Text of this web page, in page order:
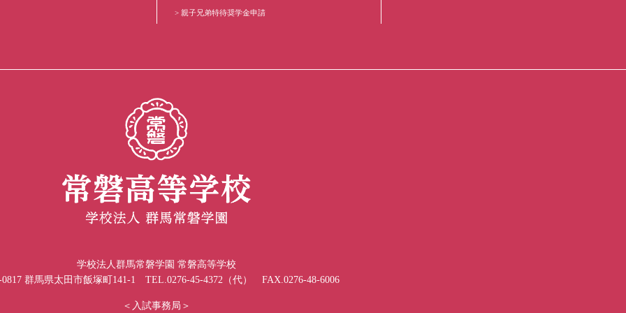
親子兄弟特待奨学金申請
学校法人群馬常磐学園 常磐高等学校
0817 群馬県太田市飯塚町141-1 TEL.0276-45-4372（代） FAX.0276-48-6006
＜入試事務局＞